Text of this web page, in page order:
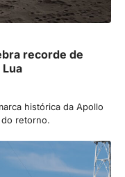
recorde de
histórica da Apollo
retorno.